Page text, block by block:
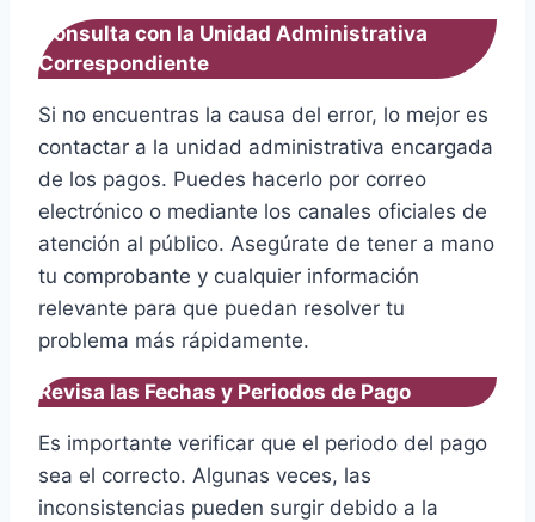
Consulta con la Unidad Administrativa
Correspondiente
Si no encuentras la causa del error, lo mejor es
contactar a la unidad administrativa encargada
de los pagos. Puedes hacerlo por correo
electrónico o mediante los canales oficiales de
atención al público. Asegúrate de tener a mano
tu comprobante y cualquier información
relevante para que puedan resolver tu
problema más rápidamente.
Revisa las Fechas y Periodos de Pago
Es importante verificar que el periodo del pago
sea el correcto. Algunas veces, las
inconsistencias pueden surgir debido a la